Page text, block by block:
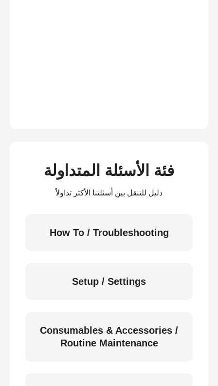
فئة الأسئلة المتداولة
دليل للتنقل بين أسئلتنا الأكثر تداولاً
How To / Troubleshooting
Setup / Settings
Consumables & Accessories /
Routine Maintenance